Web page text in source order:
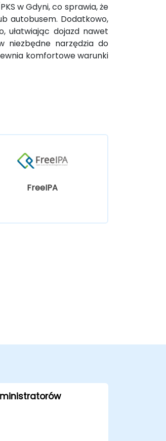
w Gdyni, co sprawia, że
autobusem. Dodatkowo,
ułatwiając dojazd nawet
niezbędne narzędzia do
komfortowe warunki
FreeIPA